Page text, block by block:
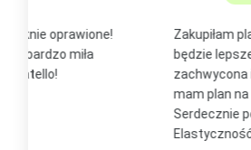
Zakupiłam plakat... mąż mi
będzie lepsze na prezent niż
zachwycona i wiem, że nie
mam plan na te plakaty w swoim
Serdecznie polecam, też jeżeli
Elastyczność i zaufanie